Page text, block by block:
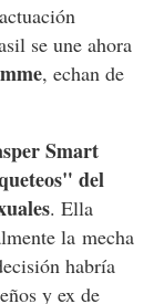
se une ahora
, echan de
Smart
del
. Ella
la mecha
habría
y ex de